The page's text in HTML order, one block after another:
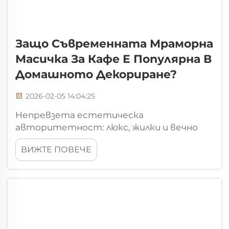
Защо Съвременната Мраморна
Масичка За Кафе Е Популярна В
Домашното Декориране?
2026-02-05 14:04:25
Непревзета естетическа
авторитетност: люкс, жилки и вечно
визуално въздействие. Как
естествените мраморни жилки
създават органични фокусни точки в
ВИЖТЕ ПОВЕЧЕ